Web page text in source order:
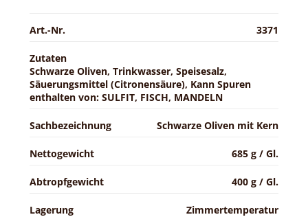
Art.-Nr. 3371
Zutaten
Schwarze Oliven, Trinkwasser, Speisesalz,
Säuerungsmittel (Citronensäure), Kann Spuren
enthalten von: SULFIT, FISCH, MANDELN
Sachbezeichnung Schwarze Oliven mit Kern
Nettogewicht 685 g / Gl.
Abtropfgewicht 400 g / Gl.
Lagerung Zimmertemperatur